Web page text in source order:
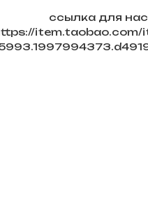
ссылка для нас
item.taobao.com/